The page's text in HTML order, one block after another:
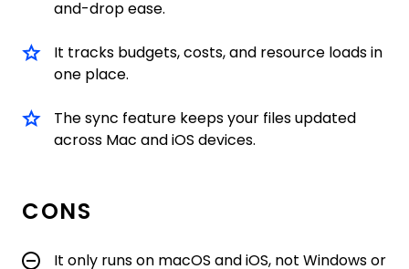
and-drop ease.
It tracks budgets, costs, and resource loads in
one place.
The sync feature keeps your files updated
across Mac and iOS devices.
CONS
It only runs on macOS and iOS, not Windows or